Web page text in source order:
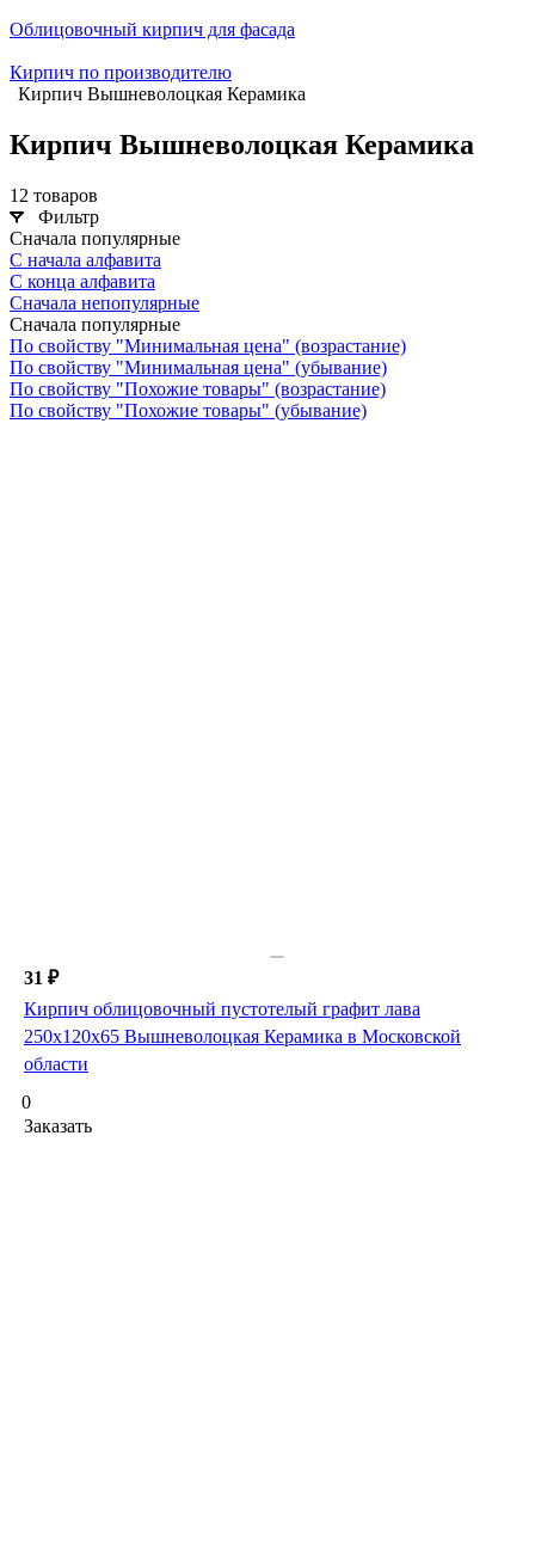
Облицовочный кирпич для фасада
Кирпич по производителю
Кирпич Вышневолоцкая Керамика
Кирпич Вышневолоцкая Керамика
12 товаров
Фильтр
Сначала популярные
С начала алфавита
С конца алфавита
Сначала непопулярные
Сначала популярные
По свойству "Минимальная цена" (возрастание)
По свойству "Минимальная цена" (убывание)
По свойству "Похожие товары" (возрастание)
По свойству "Похожие товары" (убывание)
31 ₽
Кирпич облицовочный пустотелый графит лава
250х120х65 Вышневолоцкая Керамика в Московской
области
0
Заказать